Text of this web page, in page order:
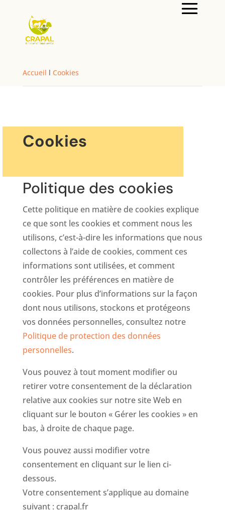
Accueil l Cookies
Cookies
Politique des cookies
Cette politique en matière de cookies explique
ce que sont les cookies et comment nous les
utilisons, c’est-à-dire les informations que nous
collectons à l’aide de cookies, comment ces
informations sont utilisées, et comment
contrôler les préférences en matière de
cookies. Pour plus d’informations sur la façon
dont nous utilisons, stockons et protégeons
vos données personnelles, consultez notre
Politique de protection des données
personnelles.
Vous pouvez à tout moment modifier ou
retirer votre consentement de la déclaration
relative aux cookies sur notre site Web en
cliquant sur le bouton « Gérer les cookies » en
bas, à droite de chaque page.
Vous pouvez aussi modifier votre
consentement en cliquant sur le lien ci-
dessous.
Votre consentement s’applique au domaine
suivant : crapal.fr